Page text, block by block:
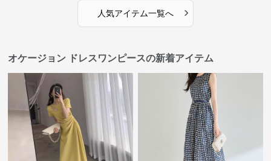
人気アイテム一覧へ ›
オケージョン ドレスワンピースの新着アイテム